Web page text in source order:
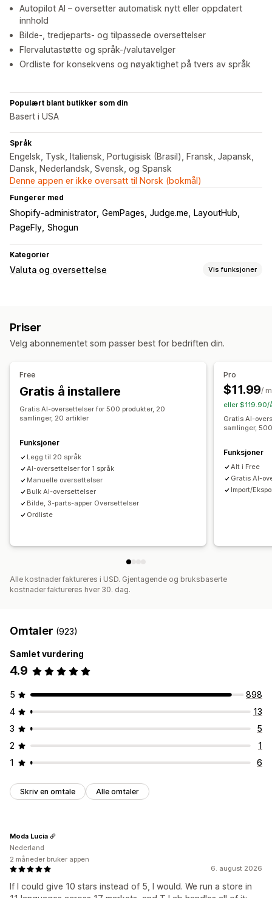
Autopilot AI – oversetter automatisk nytt eller oppdatert
innhold
Bilde-, tredjeparts- og tilpassede oversettelser
Flervalutastøtte og språk-/valutavelger
Ordliste for konsekvens og nøyaktighet på tvers av språk
Populært blant butikker som din
Basert i USA
Språk
Engelsk, Tysk, Italiensk, Portugisisk (Brasil), Fransk, Japansk,
Dansk, Nederlandsk, Svensk, og Spansk
Denne appen er ikke oversatt til Norsk (bokmål)
Fungerer med
Shopify-administrator GemPages Judge.me
LayoutHub
PageFly Shogun
Kategorier
Valuta og oversettelse Vis funksjoner
Manuell oversettelse
Ordlistehåndtering
Automatisk omdirigering
Språkbytte Bryterdesign
Priser
Velg abonnementet som passer best for bedriften din.
Free
Gratis å installere
Gratis AI-oversettelser for 500 produkter, 20
samlinger, 20 artikler
Funksjoner
Legg til 20 språk
AI-oversettelser for 1 språk
Manuelle oversettelser
Bulk AI-oversettelser
Bilde, 3-parts-apper Oversettelser
Ordliste
Pro
$11.99/
eller $119.90/
Gratis AI-
samlinger,
Funksjoner
Alt i Free
Gratis AI-
Import/
Alle kostnader faktureres i USD. Gjentagende og bruksbaserte
kostnader faktureres hver 30. dag.
Omtaler (923)
Samlet vurdering
4.9
5
898
4
13
3
5
2
1
1
6
Skriv en omtale Alle omtaler
6. august 2026
If I could give 10 stars instead of 5, I would. We run a store in
Moda Lucia
Nederland
2 måneder bruker appen